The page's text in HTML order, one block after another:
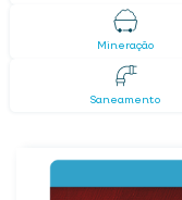
Mineração
Saneamento